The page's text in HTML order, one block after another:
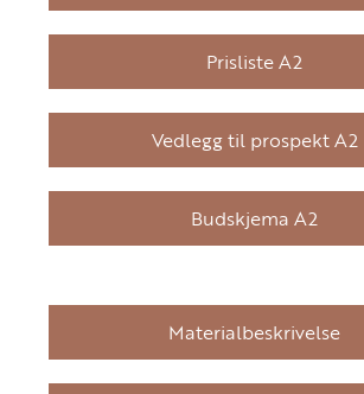
Prisliste A2
Vedlegg til prospekt A2
Budskjema A2
Materialbeskrivelse